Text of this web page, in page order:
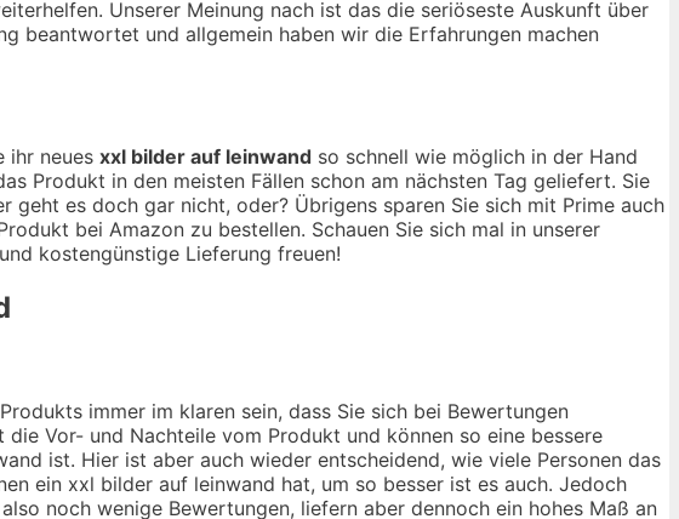
Unserer Meinung nach ist das die seriöseste Auskunft über
beantwortet und allgemein haben wir die Erfahrungen machen
ihr neues xxl bilder auf leinwand so schnell wie möglich in der Hand
Produkt in den meisten Fällen schon am nächsten Tag geliefert. Sie
geht es doch gar nicht, oder? Übrigens sparen Sie sich mit Prime auch
bei Amazon zu bestellen. Schauen Sie sich mal in unserer
kostengünstige Lieferung freuen!
immer im klaren sein, dass Sie sich bei Bewertungen
Vor- und Nachteile vom Produkt und können so eine bessere
ist. Hier ist aber auch wieder entscheidend, wie viele Personen das
ein xxl bilder auf leinwand hat, um so besser ist es auch. Jedoch
noch wenige Bewertungen, liefern aber dennoch ein hohes Maß an